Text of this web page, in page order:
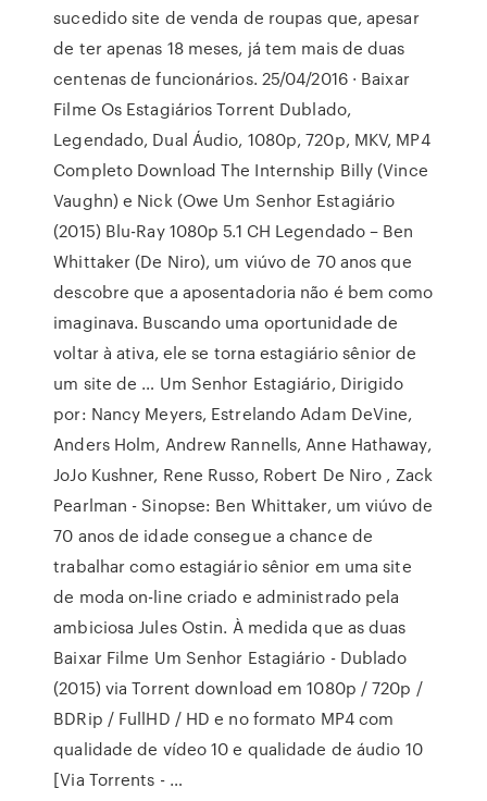
sucedido site de venda de roupas que, apesar
de ter apenas 18 meses, já tem mais de duas
centenas de funcionários. 25/04/2016 · Baixar
Filme Os Estagiários Torrent Dublado,
Legendado, Dual Áudio, 1080p, 720p, MKV, MP4
Completo Download The Internship Billy (Vince
Vaughn) e Nick (Owe Um Senhor Estagiário
(2015) Blu-Ray 1080p 5.1 CH Legendado – Ben
Whittaker (De Niro), um viúvo de 70 anos que
descobre que a aposentadoria não é bem como
imaginava. Buscando uma oportunidade de
voltar à ativa, ele se torna estagiário sênior de
um site de … Um Senhor Estagiário, Dirigido
por: Nancy Meyers, Estrelando Adam DeVine,
Anders Holm, Andrew Rannells, Anne Hathaway,
JoJo Kushner, Rene Russo, Robert De Niro , Zack
Pearlman - Sinopse: Ben Whittaker, um viúvo de
70 anos de idade consegue a chance de
trabalhar como estagiário sênior em uma site
de moda on-line criado e administrado pela
ambiciosa Jules Ostin. À medida que as duas
Baixar Filme Um Senhor Estagiário - Dublado
(2015) via Torrent download em 1080p / 720p /
BDRip / FullHD / HD e no formato MP4 com
qualidade de vídeo 10 e qualidade de áudio 10
[Via Torrents - …